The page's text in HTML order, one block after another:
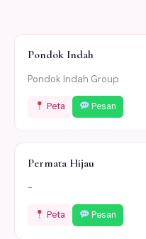
Pondok Indah
Pondok Indah Group
Peta Pesan
Permata Hijau
-
Peta Pesan